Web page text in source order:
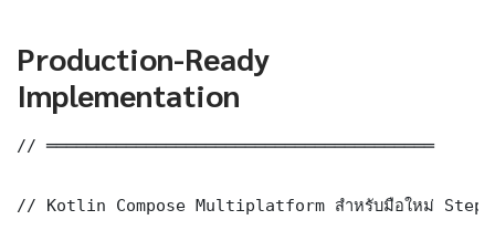
Production-Ready
Implementation
// ═══════════════════════════════════════
// Kotlin Compose Multiplatform สำหรับมือใหม่